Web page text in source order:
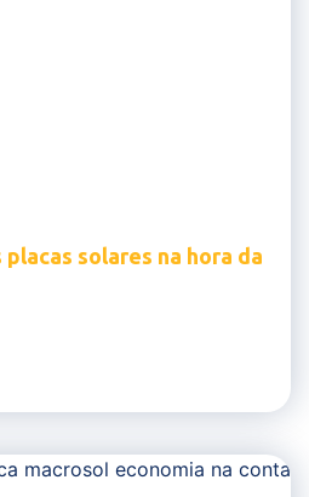
solares na hora da